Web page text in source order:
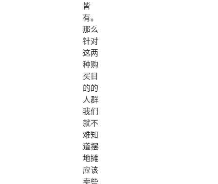
皆
有。
那么
针对
这两
种购
买目
的的
人群
我们
就不
难知
道摆
地摊
应该
卖些